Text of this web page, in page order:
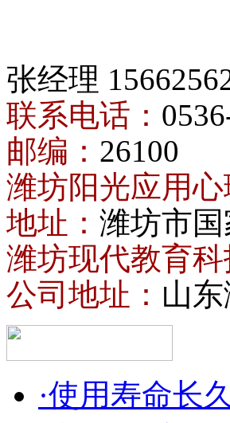
张经理
联系电话：
邮编： 26100
潍坊阳光应用
地址： 潍坊市
潍坊现代教育
公司地址： 山
·使用寿命长